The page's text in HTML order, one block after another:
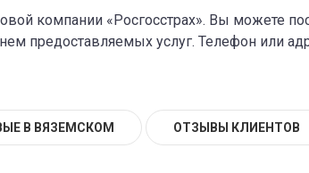
компании «Росгосстрах». Вы можете
предоставляемых услуг. Телефон или
В ВЯЗЕМСКОМ ОТЗЫВЫ КЛИЕНТОВ